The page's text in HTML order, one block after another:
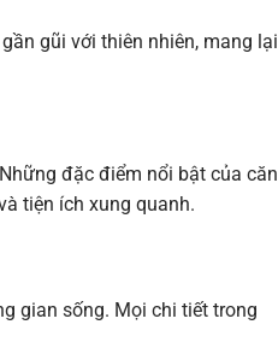
gũi với thiên nhiên, mang lại
đặc điểm nổi bật của căn
tiện ích xung quanh.
gian sống. Mọi chi tiết trong